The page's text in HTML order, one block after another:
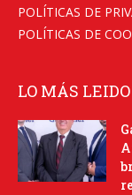
POLÍTICAS DE
POLÍTICAS DE
LO MÁS LEIDO